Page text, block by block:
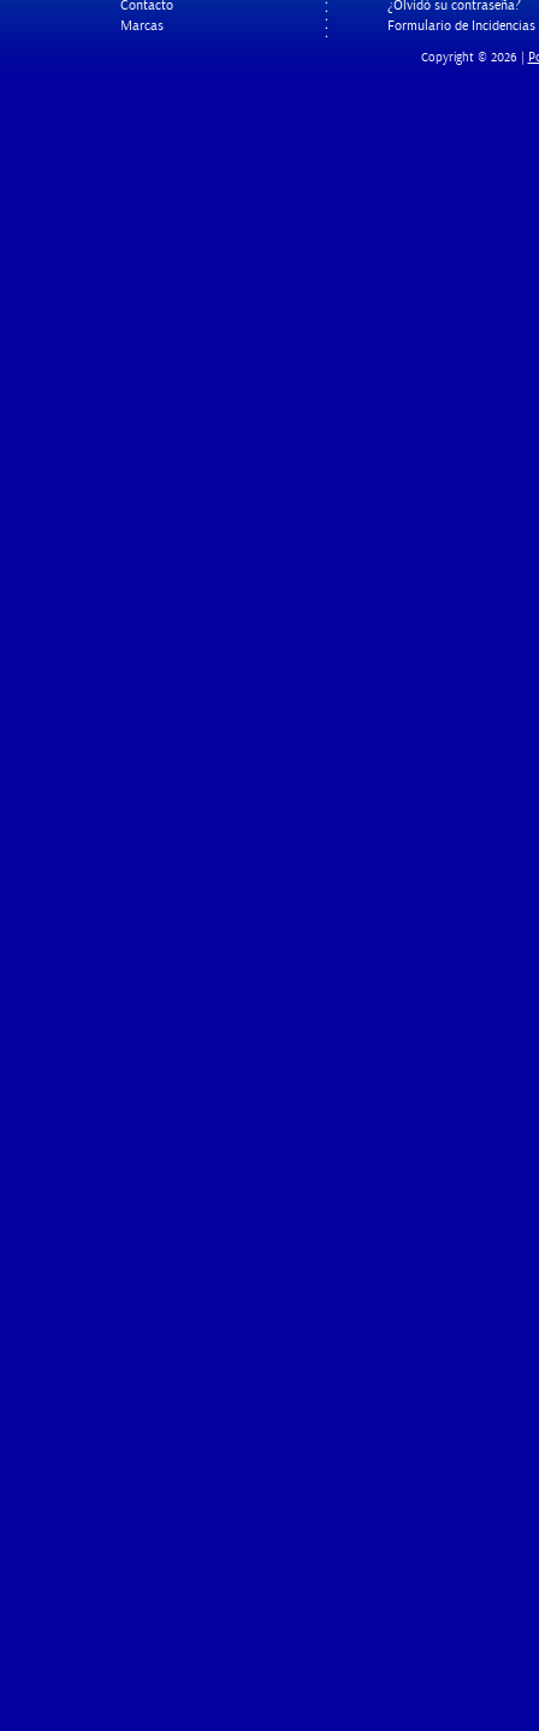
Contacto
Marcas
¿Olvidó su contraseña?
Formulario de Incidencias
Copyright © 2026 |